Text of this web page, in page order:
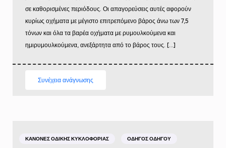
σε καθορισμένες περιόδους. Οι απαγορεύσεις αυτές αφορούν
κυρίως οχήματα με μέγιστο επιτρεπόμενο βάρος άνω των 7,5
τόνων και όλα τα βαρέα οχήματα με ρυμουλκούμενα και
ημιρυμουλκούμενα, ανεξάρτητα από το βάρος τους. […]
Συνέχεια ανάγνωσης
ΚΑΝΌΝΕΣ ΟΔΙΚΉΣ ΚΥΚΛΟΦΟΡΊΑΣ ΟΔΗΓΌΣ ΟΔΗΓΟΎ